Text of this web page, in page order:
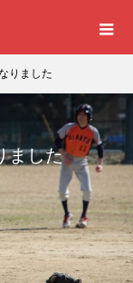
りました
ました